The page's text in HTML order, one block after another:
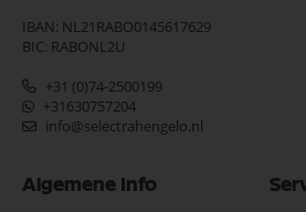
IBAN: NL21RABO0145617629
BIC: RABONL2U
+31 (0)74-2500199
+31630757204
info@selectrahengelo.nl
Algemene Info